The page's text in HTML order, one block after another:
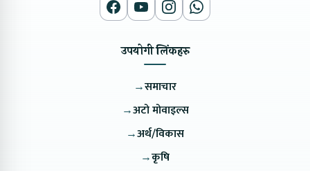
उपयोगी लिंकहरु
→समाचार
→अटो मोवाइल्स
→अर्थ/विकास
→कृषि